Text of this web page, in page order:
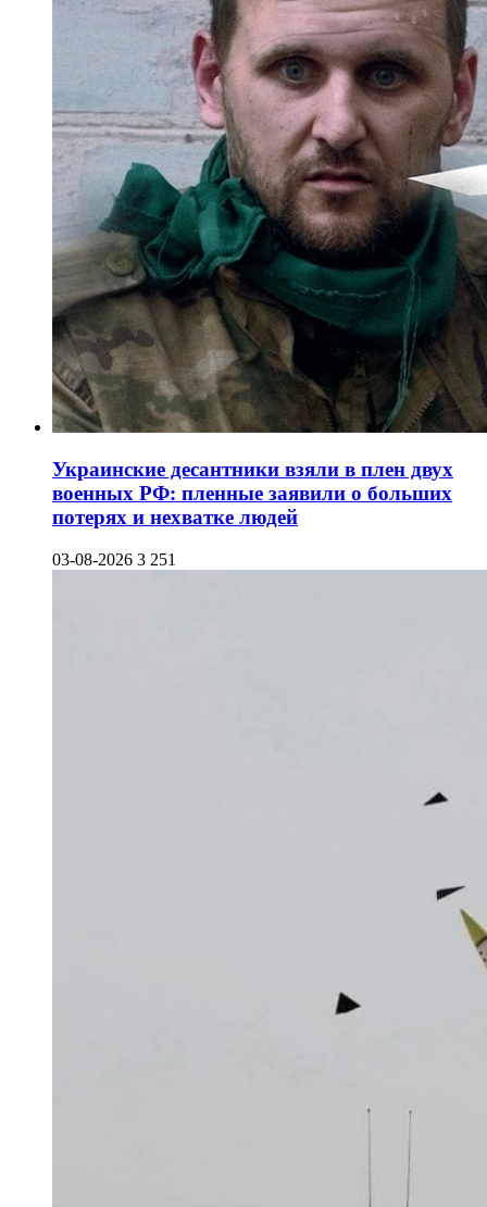
Украинские десантники взяли в плен двух
военных РФ: пленные заявили о больших
потерях и нехватке людей
03-08-2026 3 251